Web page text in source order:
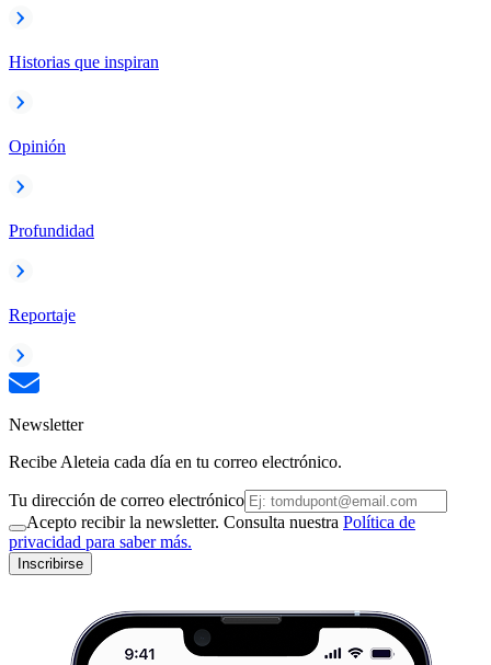
Historias que inspiran
Opinión
Profundidad
Reportaje
Newsletter
Recibe Aleteia cada día en tu correo electrónico.
Tu dirección de correo electrónico
Acepto recibir la newsletter. Consulta nuestra Política de
privacidad para saber más.
Inscribirse